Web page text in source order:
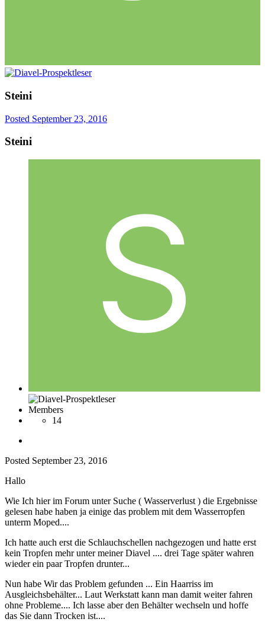
Steini
Posted September 23, 2016
Steini
Members
14
Posted September 23, 2016
Hallo
Wie Ich hier im Forum unter Suche ( Wasserverlust ) die Ergebnisse
gelesen habe haben ja einige das problem mit dem Wasserropfen
unterm Moped....
Ich hatte auch erst die Schlauchschellen nachgezogen und hatte erst
kein Tropfen mehr unter meiner Diavel .... drei Tage später wahren
wieder ein paar Tropfen drunter...
Nun habe Wir das Problem gefunden ... Ein Haarriss im
Ausgleichsbehälter... Laut Werkstatt kann man damit weiter fahren
ohne Probleme.... Ich lasse aber den Behälter wechseln und hoffe
das Sie dann Trocken ist....